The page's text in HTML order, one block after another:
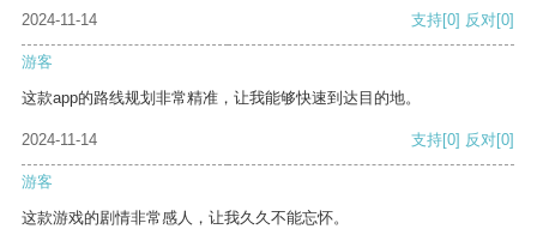
2024-11-14 支持[0] 反对[0]
游客
这款app的路线规划非常精准，让我能够快速到达目的地。
2024-11-14 支持[0] 反对[0]
游客
这款游戏的剧情非常感人，让我久久不能忘怀。